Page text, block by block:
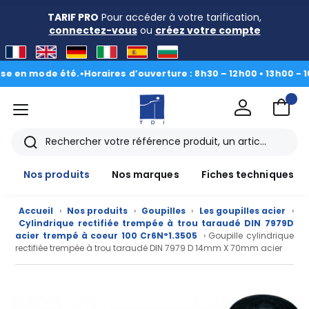
TARIF PRO Pour accéder à votre tarification,
connectez-vousou créez votre compte
été.•Horaires d’ouverture : 8h30 – 12h00 • 13h00 - 16h30|
menu
Rechercher
Nos produits
Nos marques Fiches techniques
Accueil › Nos produits › Goupilles › Les goupilles acier
›
Cylindrique rectifiée trempée à trou taraudé DIN 7979D
acier trempé à coeur 100 Cr6N°1.3505
› Goupille cylindrique
rectifiée trempée à trou taraudé DIN 7979 D 14mm X 70mm acier